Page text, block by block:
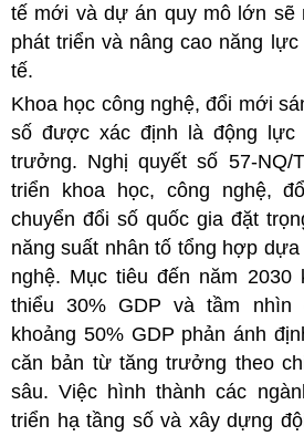
tế mới và dự án quy mô lớn sẽ
phát triển và nâng cao năng
tế.
Khoa học công nghệ, đổi mới
số được xác định là động lực
trưởng. Nghị quyết số 57-NQ/
triển khoa học, công nghệ,
chuyển đổi số quốc gia đặt
năng suất nhân tố tổng hợp
nghệ. Mục tiêu đến năm 2030
thiểu 30% GDP và tầm nhìn
khoảng 50% GDP phản ánh
căn bản từ tăng trưởng theo
sâu. Việc hình thành các
triển hạ tầng số và xây dựng